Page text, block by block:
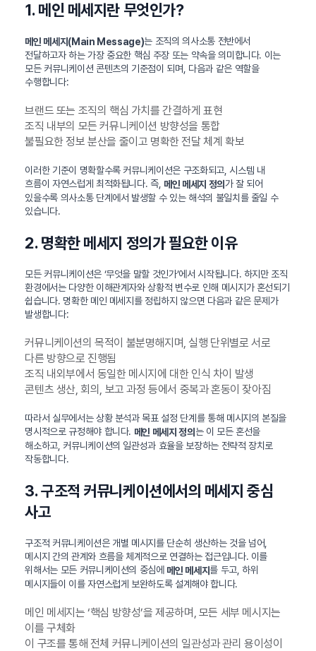
1. 메인 메세지란 무엇인가?
메인 메세지(Main Message)는 조직의 의사소통 전반에서
전달하고자 하는 가장 중요한 핵심 주장 또는 약속을 의미합니다. 이는
모든 커뮤니케이션 콘텐츠의 기준점이 되며, 다음과 같은 역할을
수행합니다:
브랜드 또는 조직의 핵심 가치를 간결하게 표현
조직 내부의 모든 커뮤니케이션 방향성을 통합
불필요한 정보 분산을 줄이고 명확한 전달 체계 확보
이러한 기준이 명확할수록 커뮤니케이션은 구조화되고, 시스템 내
흐름이 자연스럽게 최적화됩니다. 즉, 메인 메세지 정의가 잘 되어
있을수록 의사소통 단계에서 발생할 수 있는 해석의 불일치를 줄일 수
있습니다.
2. 명확한 메세지 정의가 필요한 이유
모든 커뮤니케이션은 ‘무엇을 말할 것인가’에서 시작됩니다. 하지만 조직
환경에서는 다양한 이해관계자와 상황적 변수로 인해 메시지가 혼선되기
쉽습니다. 명확한 메인 메세지를 정립하지 않으면 다음과 같은 문제가
발생합니다:
커뮤니케이션의 목적이 불분명해지며, 실행 단위별로 서로
다른 방향으로 진행됨
조직 내외부에서 동일한 메시지에 대한 인식 차이 발생
콘텐츠 생산, 회의, 보고 과정 등에서 중복과 혼동이 잦아짐
따라서 실무에서는 상황 분석과 목표 설정 단계를 통해 메시지의 본질을
명시적으로 규정해야 합니다. 메인 메세지 정의 는 이 모든 혼선을
해소하고, 커뮤니케이션의 일관성과 효율을 보장하는 전략적 장치로
작동합니다.
3. 구조적 커뮤니케이션에서의 메세지 중심
사고
구조적 커뮤니케이션은 개별 메시지를 단순히 생산하는 것을 넘어,
메시지 간의 관계와 흐름을 체계적으로 연결하는 접근입니다. 이를
위해서는 모든 커뮤니케이션의 중심에 메인 메세지를 두고, 하위
메시지들이 이를 자연스럽게 보완하도록 설계해야 합니다.
메인 메세지는 ‘핵심 방향성’을 제공하며, 모든 세부 메시지는
이를 구체화
이 구조를 통해 전체 커뮤니케이션의 일관성과 관리 용이성이